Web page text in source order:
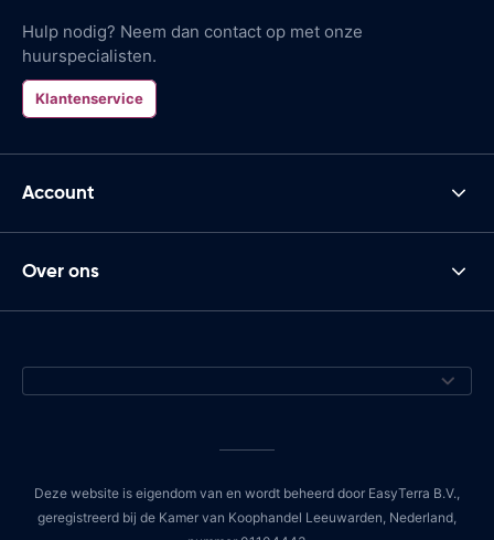
Hulp nodig? Neem dan contact op met onze
huurspecialisten.
Klantenservice
Account
Over ons
Deze website is eigendom van en wordt beheerd door EasyTerra B.V.,
geregistreerd bij de Kamer van Koophandel Leeuwarden, Nederland,